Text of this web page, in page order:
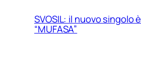
SVOSIL: il nuovo singolo è
“MUFASA”